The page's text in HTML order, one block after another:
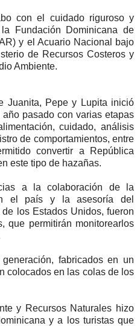
con el cuidado riguroso y
Fundación Dominicana de
y el Acuario Nacional bajo
de Recursos Costeros y
Ambiente.
Juanita, Pepe y Lupita inició
pasado con varias etapas
cuidado, análisis
de comportamientos, entre
convertir a República
este tipo de hazañas.
a la colaboración de la
el país y la asesoría del
los Estados Unidos, fueron
que permitirán monitorearlos
fabricados en un
colocados en las colas de los
y Recursos Naturales hizo
y a los turistas que